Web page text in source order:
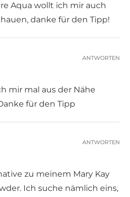
Aqua wollt ich mir auch
danke für den Tipp!
mir mal aus der Nähe
für den Tipp
ANTWORTEN
zu meinem Mary Kay
Ich suche nämlich eins,
ANTWORTEN